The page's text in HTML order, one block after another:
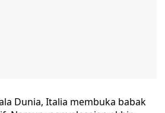
Dunia, Italia membuka babak